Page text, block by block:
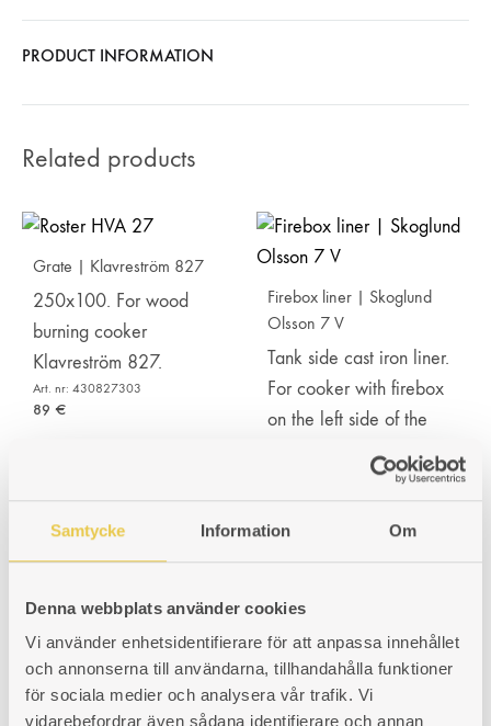
Samtycke Information Om
Denna webbplats använder cookies
Vi använder enhetsidentifierare för att anpassa innehållet
och annonserna till användarna, tillhandahålla funktioner
för sociala medier och analysera vår trafik. Vi
vidarebefordrar även sådana identifierare och annan
PRODUCT INFORMATION
Related products
Grate | Klavreström 827
250x100. For wood
burning cooker
Klavreström 827.
Art. nr: 430827303
89 €
Firebox liner | Skoglund
Olsson 7 V
Tank side cast iron liner.
For cooker with firebox
on the left side of the
131€
For wood burning
cooker Klavreström 825.
Fits cookers with firebox
For wood burning
cooker Klavreström 827.
Fits cookers with firebox